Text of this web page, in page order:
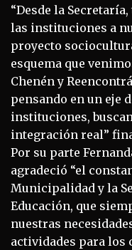
“Desde la
las instituciones a
proyecto
esquema que
Chenén y
pensando en un eje
instituciones,
integración real”
Por su parte
agradeció “el
Municipalidad y la
Educación, que
nuestras
actividades para los